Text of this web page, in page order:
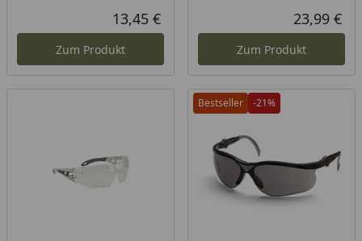
Aktueller Preis
13,45 €
Zum Produkt
23,99 €
Zum Produkt
Bestseller -21%